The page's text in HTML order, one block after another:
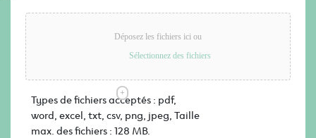
Déposez les fichiers ici ou
Sélectionnez des fichiers
Types de fichiers acceptés : pdf,
word, excel, txt, csv, png, jpeg, Taille
max. des fichiers : 128 MB.